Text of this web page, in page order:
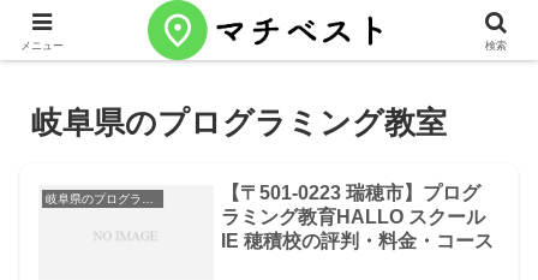
岐阜県のプログラミング教室
【〒501-0223 瑞穂市】プログ
ラミング教育HALLO スクール
IE 穂積校の評判・料金・コース
メニュー 検索